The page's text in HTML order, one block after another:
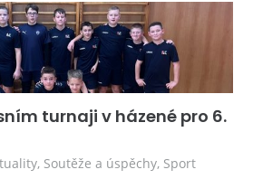
turnaji v házené pro 6.
, Soutěže a úspěchy, Sport